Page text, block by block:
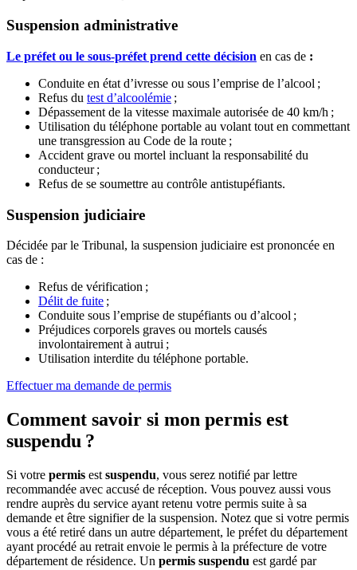
Suspension administrative
Le préfet ou le sous-préfet prend cette décision en cas de :
Conduite en état d’ivresse ou sous l’emprise de l’alcool ;
Refus du test d’alcoolémie ;
Dépassement de la vitesse maximale autorisée de 40 km/h ;
Utilisation du téléphone portable au volant tout en commettant
une transgression au Code de la route ;
Accident grave ou mortel incluant la responsabilité du
conducteur ;
Refus de se soumettre au contrôle antistupéfiants.
Suspension judiciaire
Décidée par le Tribunal, la suspension judiciaire est prononcée en
cas de :
Refus de vérification ;
Délit de fuite ;
Conduite sous l’emprise de stupéfiants ou d’alcool ;
Préjudices corporels graves ou mortels causés
involontairement à autrui ;
Utilisation interdite du téléphone portable.
Effectuer ma demande de permis
Comment savoir si mon permis est
suspendu ?
Si votre permis est suspendu, vous serez notifié par lettre
recommandée avec accusé de réception. Vous pouvez aussi vous
rendre auprès du service ayant retenu votre permis suite à sa
demande et être signifier de la suspension. Notez que si votre permis
vous a été retiré dans un autre département, le préfet du département
ayant procédé au retrait envoie le permis à la préfecture de votre
département de résidence. Un permis suspendu est gardé par